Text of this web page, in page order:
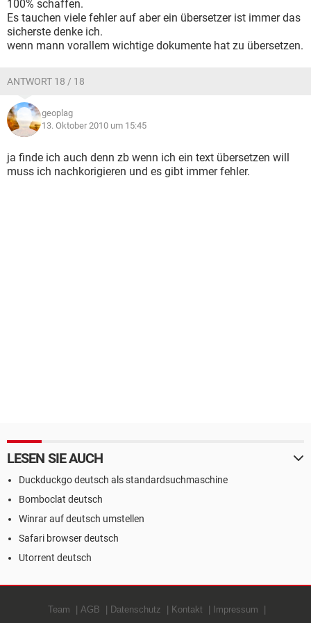
100% schaffen.
Es tauchen viele fehler auf aber ein übersetzer ist immer das
sicherste denke ich.
wenn mann vorallem wichtige dokumente hat zu übersetzen.
ANTWORT 18 / 18
geoplag
13. Oktober 2010 um 15:45
ja finde ich auch denn zb wenn ich ein text übersetzen will
muss ich nachkorigieren und es gibt immer fehler.
LESEN SIE AUCH
Duckduckgo deutsch als standardsuchmaschine
Bomboclat deutsch
Winrar auf deutsch umstellen
Safari browser deutsch
Utorrent deutsch
Team AGB Datenschutz Kontakt Impressum